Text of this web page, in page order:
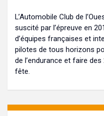
L’Automobile Club de
suscité par l’épreuve en
d’équipes françaises et
pilotes de tous horizons
de l’endurance et faire
fête.